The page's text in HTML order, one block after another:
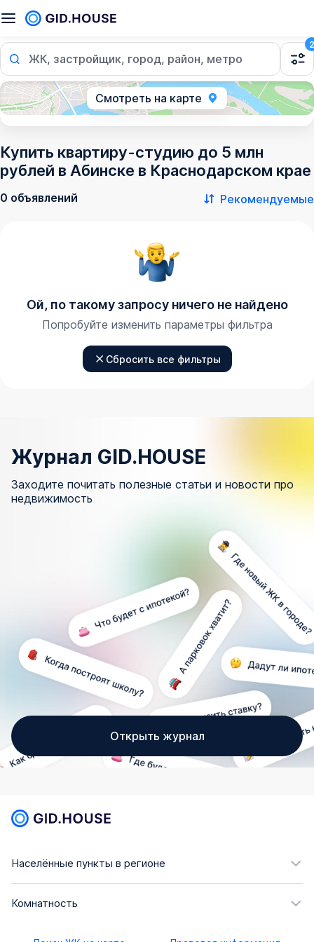
ЖК, застройщик, город, район, метро
2
Смотреть на карте
Купить квартиру-студию до 5 млн
рублей в Абинске в Краснодарском крае
0 объявлений Рекомендуемые
Ой, по такому запросу ничего не найдено
Попробуйте изменить параметры фильтра
Сбросить все фильтры
Журнал GID.HOUSE
Заходите почитать полезные статьи и новости про
недвижимость
Открыть журнал
Населённые пункты в регионе
Комнатность